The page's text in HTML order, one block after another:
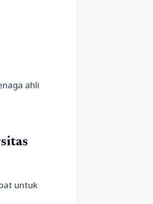
ahli
untuk